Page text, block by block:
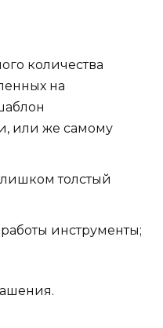
количества
на
или же самому
толстый
инструменты;